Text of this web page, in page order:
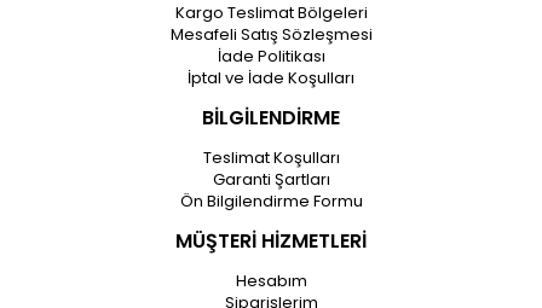
Kargo Teslimat Bölgeleri
Mesafeli Satış Sözleşmesi
İade Politikası
İptal ve İade Koşulları
BİLGİLENDİRME
Teslimat Koşulları
Garanti Şartları
Ön Bilgilendirme Formu
MÜŞTERİ HİZMETLERİ
Hesabım
Siparişlerim